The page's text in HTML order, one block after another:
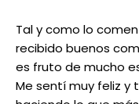
Tal y como lo
recibido buenos
es fruto de mucho
Me sentí muy feliz y